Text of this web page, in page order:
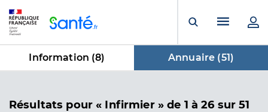
Ouvrir laMenu
Information (8) Annuaire (51)
Résultats dans Annuaire
pour « Infirmier » de 1 à 26 sur 51